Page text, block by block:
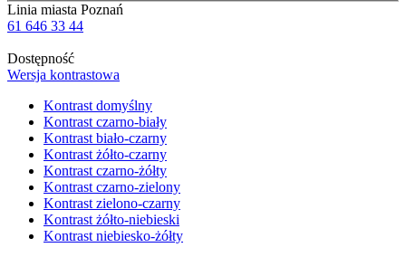
Linia miasta Poznań
61 646 33 44
Dostępność
Wersja kontrastowa
Kontrast domyślny
Kontrast czarno-biały
Kontrast biało-czarny
Kontrast żółto-czarny
Kontrast czarno-żółty
Kontrast czarno-zielony
Kontrast zielono-czarny
Kontrast żółto-niebieski
Kontrast niebiesko-żółty